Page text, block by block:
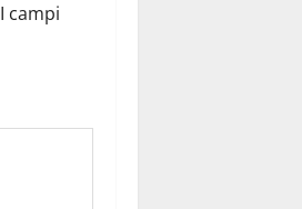
I campi